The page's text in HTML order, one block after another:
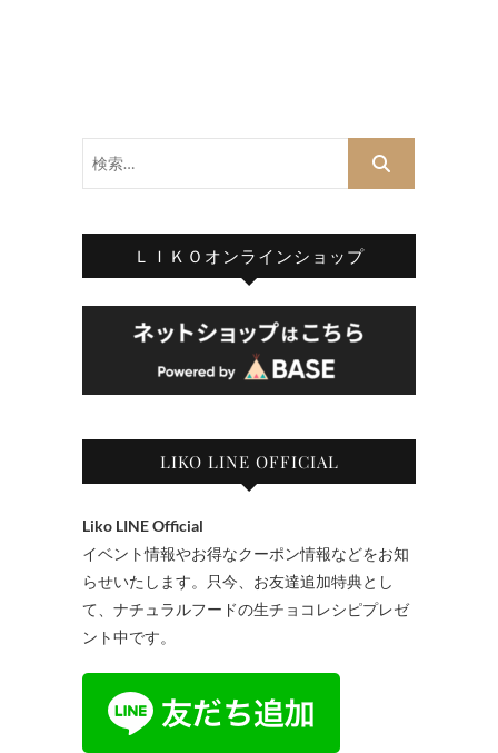
ＬＩＫＯオンラインショップ
LIKO LINE OFFICIAL
Liko LINE Official
イベント情報やお得なクーポン情報などをお知
らせいたします。只今、お友達追加特典とし
て、ナチュラルフードの生チョコレシピプレゼ
ント中です。